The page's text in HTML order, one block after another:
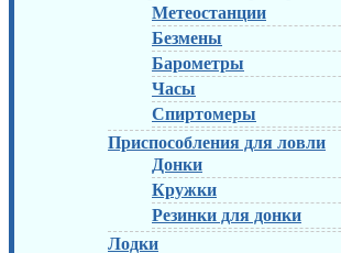
Метеостанции
Безмены
Барометры
Часы
Спиртомеры
Приспособления для ловли
Донки
Кружки
Резинки для донки
Лодки